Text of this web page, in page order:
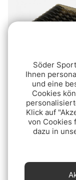
Fox Edges
€10.90
Söder
Ihnen
und eine
Cookies
Klick auf
von Cookies
dazu in